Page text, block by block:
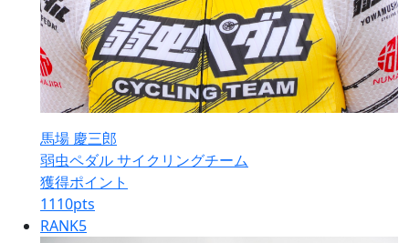
馬場 慶三郎
弱虫ペダル サイクリングチーム
獲得ポイント
1110pts
RANK5